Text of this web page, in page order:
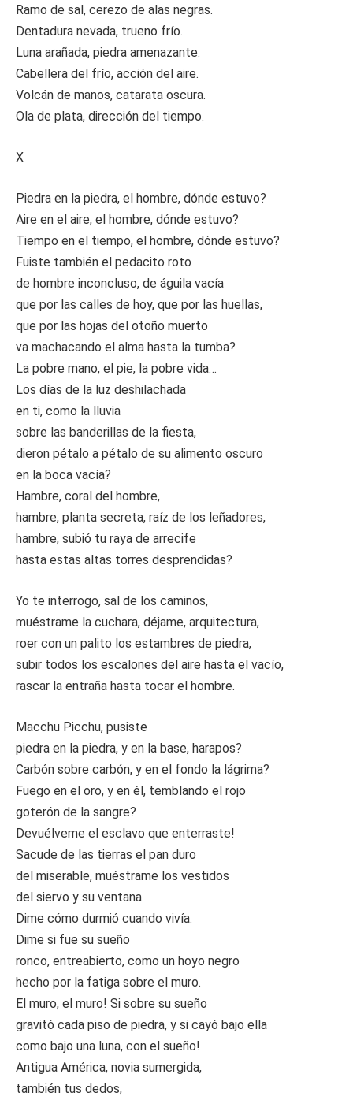
Ramo de sal, cerezo de alas negras.
Dentadura nevada, trueno frío.
Luna arañada, piedra amenazante.
Cabellera del frío, acción del aire.
Volcán de manos, catarata oscura.
Ola de plata, dirección del tiempo.
X
Piedra en la piedra, el hombre, dónde estuvo?
Aire en el aire, el hombre, dónde estuvo?
Tiempo en el tiempo, el hombre, dónde estuvo?
Fuiste también el pedacito roto
de hombre inconcluso, de águila vacía
que por las calles de hoy, que por las huellas,
que por las hojas del otoño muerto
va machacando el alma hasta la tumba?
La pobre mano, el pie, la pobre vida…
Los días de la luz deshilachada
en ti, como la lluvia
sobre las banderillas de la fiesta,
dieron pétalo a pétalo de su alimento oscuro
en la boca vacía?
Hambre, coral del hombre,
hambre, planta secreta, raíz de los leñadores,
hambre, subió tu raya de arrecife
hasta estas altas torres desprendidas?
Yo te interrogo, sal de los caminos,
muéstrame la cuchara, déjame, arquitectura,
roer con un palito los estambres de piedra,
subir todos los escalones del aire hasta el vacío,
rascar la entraña hasta tocar el hombre.
Macchu Picchu, pusiste
piedra en la piedra, y en la base, harapos?
Carbón sobre carbón, y en el fondo la lágrima?
Fuego en el oro, y en él, temblando el rojo
goterón de la sangre?
Devuélveme el esclavo que enterraste!
Sacude de las tierras el pan duro
del miserable, muéstrame los vestidos
del siervo y su ventana.
Dime cómo durmió cuando vivía.
Dime si fue su sueño
ronco, entreabierto, como un hoyo negro
hecho por la fatiga sobre el muro.
El muro, el muro! Si sobre su sueño
gravitó cada piso de piedra, y si cayó bajo ella
como bajo una luna, con el sueño!
Antigua América, novia sumergida,
también tus dedos,